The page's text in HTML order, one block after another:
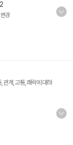
변경
관계, 고통, 쾌락에 대하